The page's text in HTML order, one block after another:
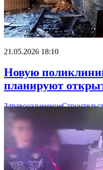
21.05.2026 18:10
Новую
планируют
Здравоохранение